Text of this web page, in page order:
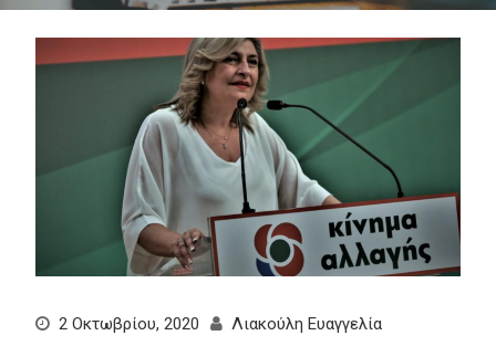
2 Οκτωβρίου, 2020 Λιακούλη Ευαγγελία